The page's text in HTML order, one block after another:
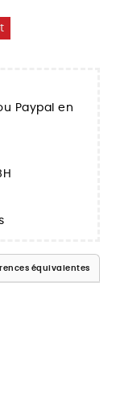
Paypal en
équivalentes